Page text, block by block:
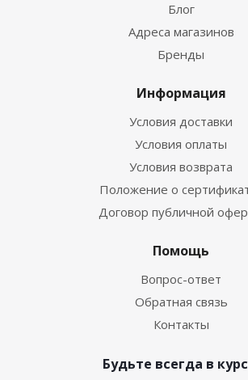
Блог
Адреса магазинов
Бренды
Информация
Условия доставки
Условия оплаты
Условия возврата
Положение о
Договор публичной
Помощь
Вопрос-ответ
Обратная связь
Контакты
Будьте всегда в